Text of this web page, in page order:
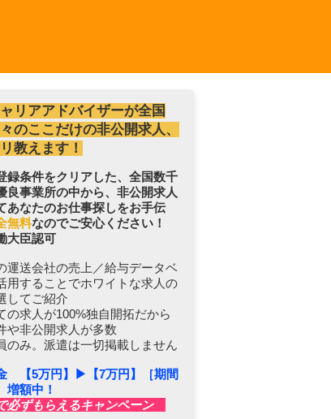
リアアドバイザーが全国
のここだけの非公開求人、
教えます！
録条件をクリアした、全国数千
良事業所の中から、非公開求人
あなたのお仕事探しをお手伝
無料なのでご安心ください！
大臣認可
運送会社の売上／給与データベ
用することでホワイトな求人の
してご紹介
の求人が100%独自開拓だから
や非公開求人が多数
のみ。派遣は一切掲載しません
【5万円】▶︎【7万円】［期間
額中！
必ずもらえるキャンペーン